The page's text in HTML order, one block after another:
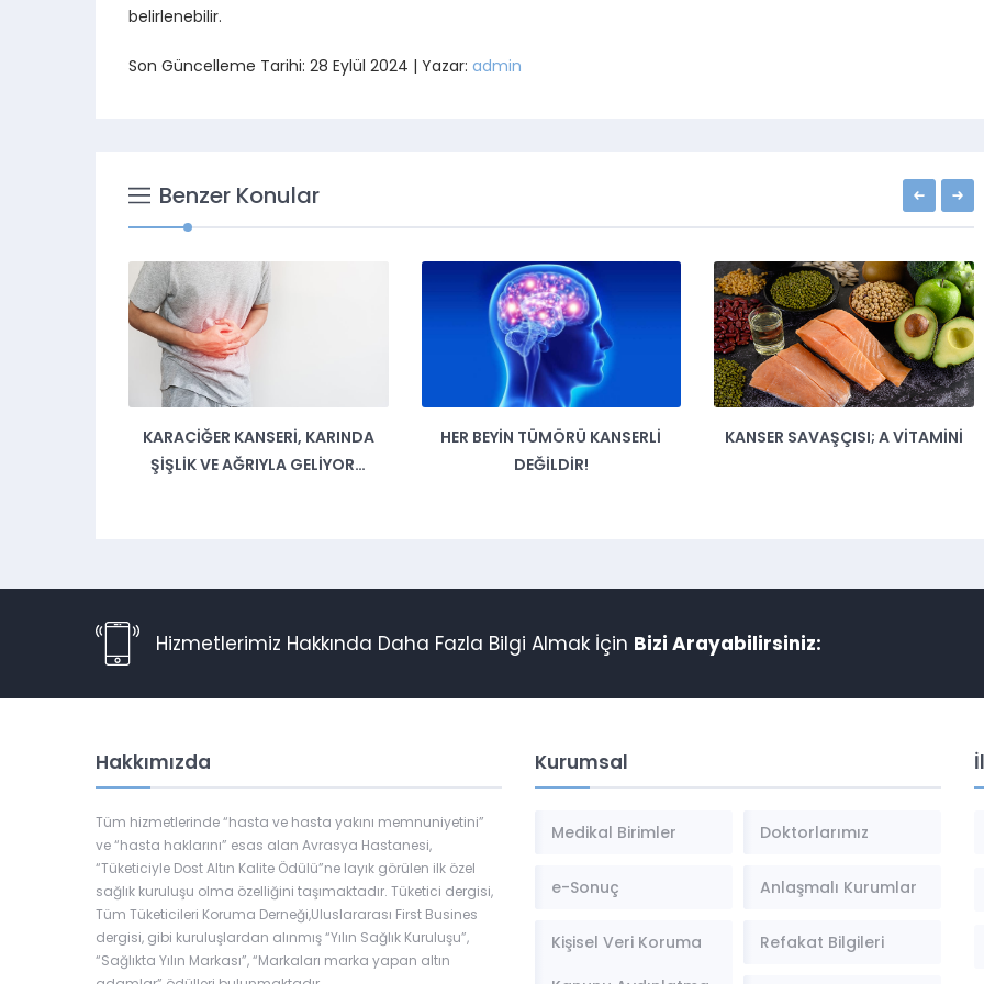
belirlenebilir.
Son Güncelleme Tarihi: 28 Eylül 2024 | Yazar: admin
Benzer Konular
KARACIĞER KANSERI, KARINDA
ŞIŞLIK VE AĞRIYLA GELIYOR…
HER BEYIN TÜMÖRÜ KANSERLI
DEĞILDIR!
KANSER SAVAŞÇISI; A VITAMINI
Hizmetlerimiz Hakkında Daha Fazla Bilgi Almak İçin Bizi Arayabilirsiniz:
Hakkımızda
Tüm hizmetlerinde “hasta ve hasta yakını memnuniyetini”
ve “hasta haklarını” esas alan Avrasya Hastanesi,
“Tüketiciyle Dost Altın Kalite Ödülü”ne layık görülen ilk özel
sağlık kuruluşu olma özelliğini taşımaktadır. Tüketici dergisi,
Tüm Tüketicileri Koruma Derneği,Uluslararası First Busines
dergisi, gibi kuruluşlardan alınmış “Yılın Sağlık Kuruluşu”,
“Sağlıkta Yılın Markası”, “Markaları marka yapan altın
Kurumsal
Medikal Birimler Doktorlarımız
e-Sonuç Anlaşmalı Kurumlar
Kişisel Veri Koruma
Refakat Bilgileri